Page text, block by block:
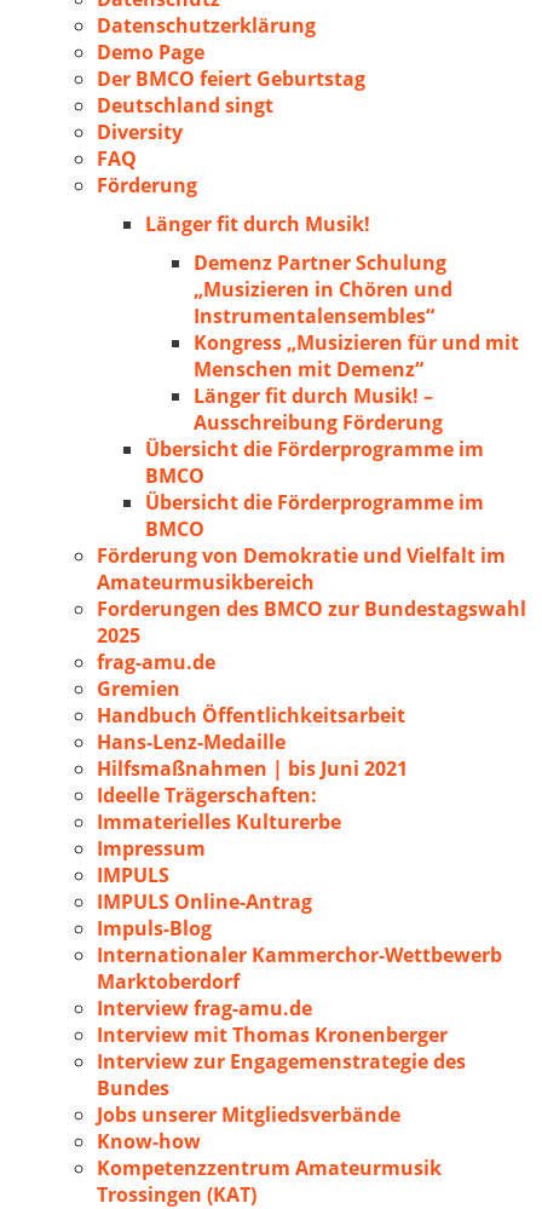
Datenschutzerklärung
Demo Page
Der BMCO feiert Geburtstag
Deutschland singt
Diversity
FAQ
Förderung
Länger fit durch Musik!
Demenz Partner Schulung
„Musizieren in Chören und
Instrumentalensembles“
Kongress „Musizieren für und mit
Menschen mit Demenz“
Länger fit durch Musik! –
Ausschreibung Förderung
Übersicht die Förderprogramme im
BMCO
Übersicht die Förderprogramme im
BMCO
Förderung von Demokratie und Vielfalt im
Amateurmusikbereich
Forderungen des BMCO zur Bundestagswahl
2025
frag-amu.de
Gremien
Handbuch Öffentlichkeitsarbeit
Hans-Lenz-Medaille
Hilfsmaßnahmen | bis Juni 2021
Ideelle Trägerschaften:
Immaterielles Kulturerbe
Impressum
IMPULS
IMPULS Online-Antrag
Impuls-Blog
Internationaler Kammerchor-Wettbewerb
Marktoberdorf
Interview frag-amu.de
Interview mit Thomas Kronenberger
Interview zur Engagemenstrategie des
Bundes
Jobs unserer Mitgliedsverbände
Know-how
Kompetenzzentrum Amateurmusik
Trossingen (KAT)